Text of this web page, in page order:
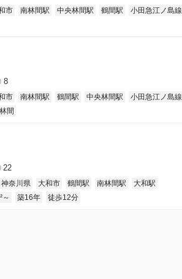
市 南林間駅 中央林間駅 鶴間駅
小田急江ノ島線
8
市 南林間駅 鶴間駅 中央林間駅
小田急江ノ島線
間
22
神奈川県 大和市 鶴間駅 南林間駅
大和駅
～ 築16年 徒歩12分